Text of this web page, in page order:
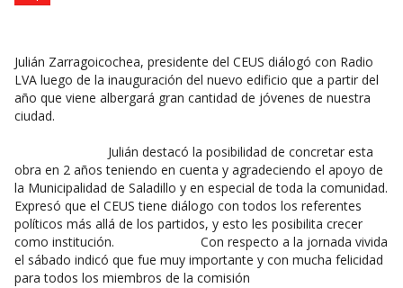
Julián Zarragoicochea, presidente del CEUS diálogó con Radio
LVA luego de la inauguración del nuevo edificio que a partir del
año que viene albergará gran cantidad de jóvenes de nuestra
ciudad.
Julián destacó la posibilidad de concretar esta
obra en 2 años teniendo en cuenta y agradeciendo el apoyo de
la Municipalidad de Saladillo y en especial de toda la comunidad.
Expresó que el CEUS tiene diálogo con todos los referentes
políticos más allá de los partidos, y esto les posibilita crecer
como institución. Con respecto a la jornada vivida
el sábado indicó que fue muy importante y con mucha felicidad
para todos los miembros de la comisión